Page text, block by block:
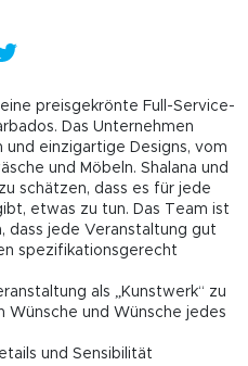
preisgekrönte Full-Service-
Das Unternehmen
einzigartige Designs, vom
und Möbeln. Shalana und
schätzen, dass es für jede
etwas zu tun. Das Team ist
dass jede Veranstaltung gut
spezifikationsgerecht
als „Kunstwerk“ zu
Wünsche und Wünsche jedes
und Sensibilität